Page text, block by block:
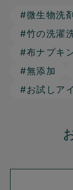
#微生物洗
#竹の洗濯
#布ナプキ
#無添加
#お試しア